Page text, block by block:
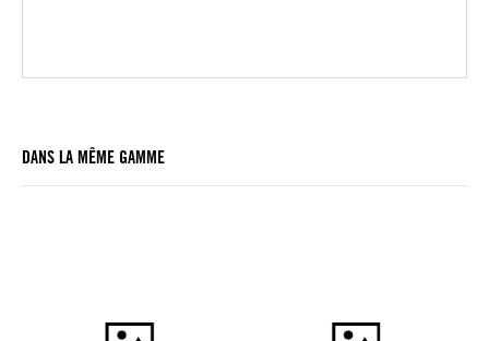
DANS LA MÊME GAMME